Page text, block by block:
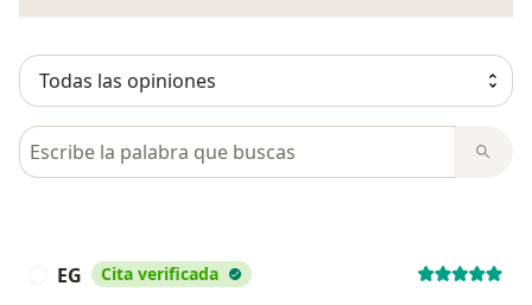
Busca en opiniones
EG Cita verificada